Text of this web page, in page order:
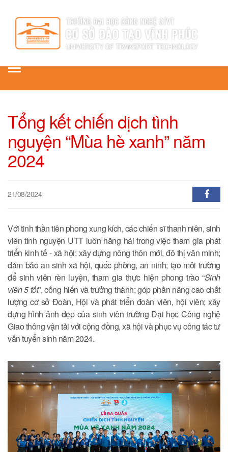
Toggle
Tổng kết chiến dịch tình
nguyện “Mùa hè xanh” năm
2024
21/08/2024
Với tinh thần tiên phong xung kích, các chiến sĩ thanh niên, sinh
viên tình nguyện UTT luôn hăng hái trong việc tham gia phát
triển kinh tế - xã hội; xây dựng nông thôn mới, đô thị văn minh;
đảm bảo an sinh xã hội, quốc phòng, an ninh; tạo môi trường
để sinh viên rèn luyện, tham gia thực hiện phong trào “Sinh
viên 5 tốt”, cống hiến và trưởng thành; góp phần nâng cao chất
lượng cơ sở Đoàn, Hội và phát triển đoàn viên, hội viên; xây
dựng hình ảnh đẹp của sinh viên trường Đại học Công nghệ
Giao thông vận tải với cộng đồng, xã hội và phục vụ công tác tư
vấn tuyển sinh năm 2024.